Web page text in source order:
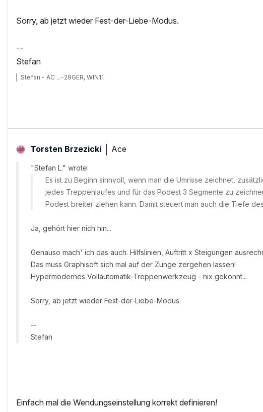
Sorry, ab jetzt wieder Fest-der-Liebe-Modus.
--
Stefan
Stefan - AC ...-29GER, WIN11
Torsten Brzezicki Ace
"Stefan L." wrote:
Es ist zu Beginn sinnvoll, wenn man die Umrisse zeichnet,
jedes Treppenlaufes und für das Podest 3 Segmente zu
Podest breiter ziehen kann. Damit steuert man auch die Tiefe
Ja, gehört hier nich hin...
Genauso mach' ich das auch. Hilfslinien, Auftritt x Steigungen
Das muss Graphisoft sich mal auf der Zunge zergehen lassen!
Hypermodernes Vollautomatik-Treppenwerkzeug - nix gekonnt...
Sorry, ab jetzt wieder Fest-der-Liebe-Modus.
--
Stefan
Einfach mal die Wendungseinstellung korrekt definieren!